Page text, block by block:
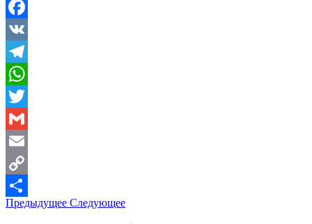
Facebook
VK
Telegram
WhatsApp
Twitter
Gmail
Email
Copy
Link
Отправить
Предыдущее Следующее